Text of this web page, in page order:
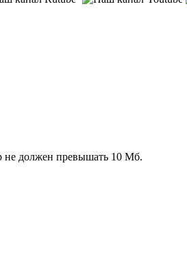
не должен превышать 10 Мб.